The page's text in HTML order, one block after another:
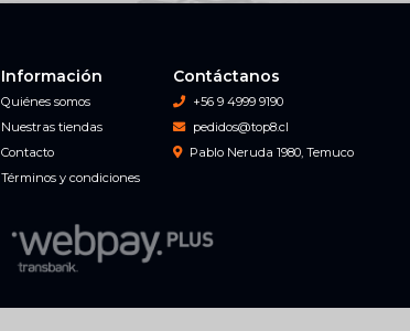
Información
Quiénes somos
Nuestras tiendas
Contacto
Términos y condiciones
Contáctanos
+56 9 4999 9190
pedidos@top8.cl
Pablo Neruda 1980, Temuco